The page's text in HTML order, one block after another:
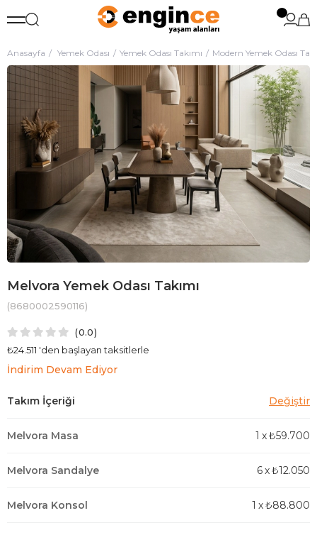
Anasayfa Yemek Odası Yemek Odası Takımı Modern Yemek Odası
Melvora Yemek Odası Takımı
(8680002590116)
0.0
₺24.511 'den başlayan taksitlerle
İndirim Devam Ediyor
Melvora Masa 1 x₺59.700
Melvora Sandalye 6x₺12.050
Melvora Konsol 1 x₺88.800